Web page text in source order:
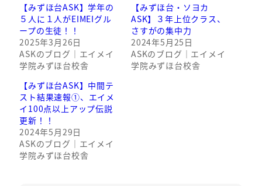
【みずほ台ASK】学年の
５人に１人がEIMEIグル
ープの生徒！！
2025年3月26日
ASKのブログ｜エイメイ
学院みずほ台校舎
【みずほ台・ソヨカ
ASK】３年上位クラス、
さすがの集中力
2024年5月25日
ASKのブログ｜エイメイ
学院みずほ台校舎
【みずほ台ASK】中間テ
スト結果速報①、エイメ
イ100点以上アップ伝説
更新！！
2024年5月29日
ASKのブログ｜エイメイ
学院みずほ台校舎